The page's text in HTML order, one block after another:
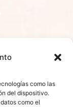
como las
del dispositivo.
como el
CRUISES -
|